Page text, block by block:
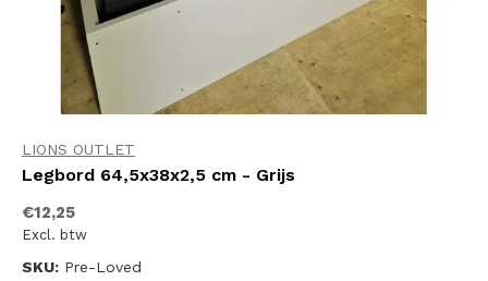
LIONS OUTLET
Legbord 64,5x38x2,5 cm - Grijs
€12,25
Excl. btw
SKU: Pre-Loved